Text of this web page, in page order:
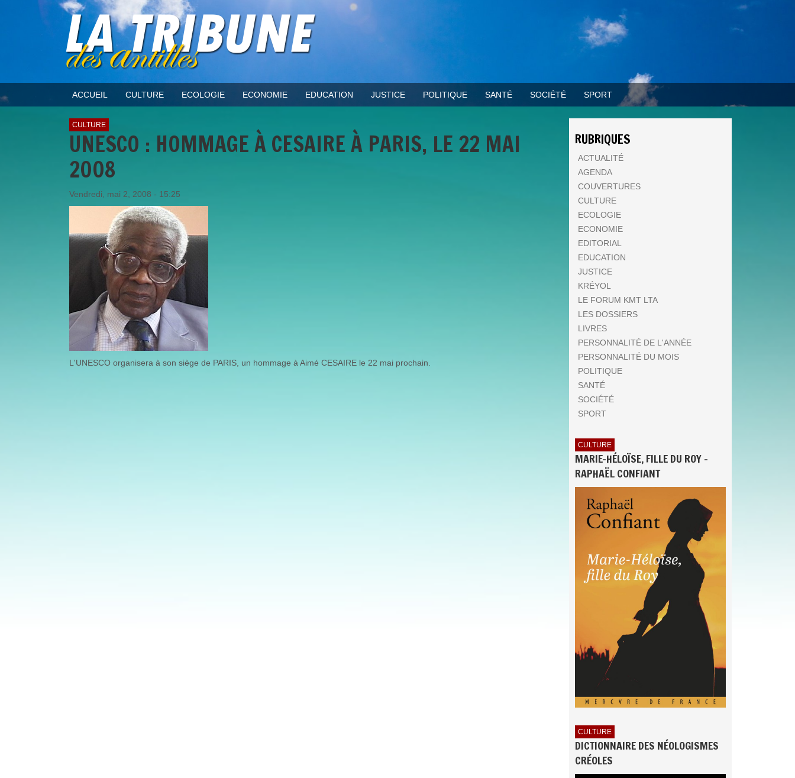
ACCUEIL CULTURE ECOLOGIE ECONOMIE EDUCATION JUSTICE POLITIQUE SANTÉ SOCIÉTÉ SPORT
CULTURE
UNESCO : HOMMAGE À CESAIRE À PARIS, LE 22 MAI
2008
Vendredi, mai 2, 2008 - 15:25
L'UNESCO organisera à son siège de PARIS, un hommage à Aimé CESAIRE le 22 mai prochain.
RUBRIQUES
ACTUALITÉ
AGENDA
COUVERTURES
CULTURE
ECOLOGIE
ECONOMIE
EDITORIAL
EDUCATION
JUSTICE
KRÉYOL
LE FORUM KMT LTA
LES DOSSIERS
LIVRES
PERSONNALITÉ DE L'ANNÉE
PERSONNALITÉ DU MOIS
POLITIQUE
SANTÉ
SOCIÉTÉ
SPORT
CULTURE
MARIE-HÉLOÏSE, FILLE DU ROY -
RAPHAËL CONFIANT
CULTURE
DICTIONNAIRE DES NÉOLOGISMES
CRÉOLES